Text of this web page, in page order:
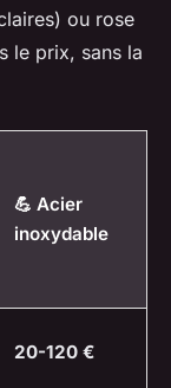
ou rose
le prix, sans la
💪 Acier
inoxydable
20-120 €